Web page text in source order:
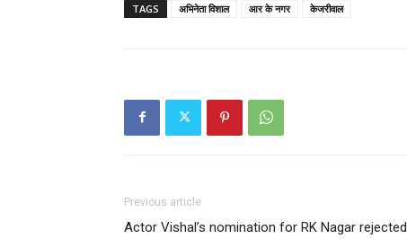
TAGS अभिनेता विशाल आर के नगर केजरीवाल
Previous article
Actor Vishal’s nomination for RK Nagar rejected